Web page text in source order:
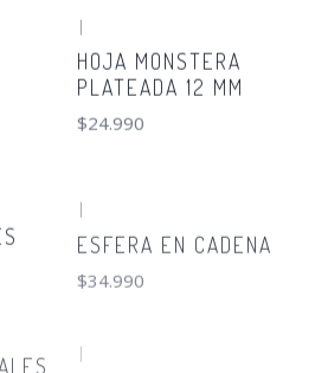
|
HOJA MONSTERA
PLATEADA 12 MM
$24.990
ESFERA EN CADENA
ARGOLLAS LATERALES